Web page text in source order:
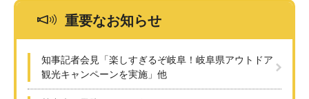
重要なお知らせ
知事記者会見「楽しすぎるぞ岐阜！岐阜県アウトドア
観光キャンペーンを実施」他